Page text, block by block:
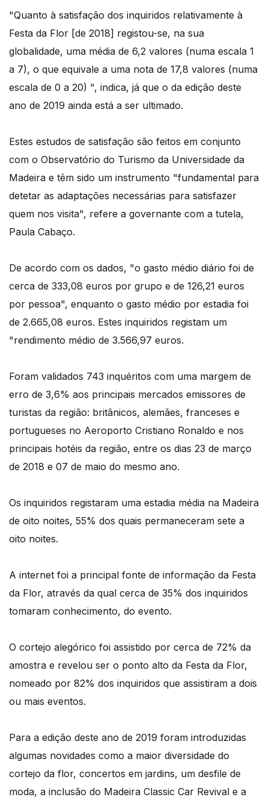
"Quanto à satisfação dos inquiridos relativamente à
Festa da Flor [de 2018] registou-se, na sua
globalidade, uma média de 6,2 valores (numa escala 1
a 7), o que equivale a uma nota de 17,8 valores (numa
escala de 0 a 20) ", indica, já que o da edição deste
ano de 2019 ainda está a ser ultimado.
Estes estudos de satisfação são feitos em conjunto
com o Observatório do Turismo da Universidade da
Madeira e têm sido um instrumento "fundamental para
detetar as adaptações necessárias para satisfazer
quem nos visita", refere a governante com a tutela,
Paula Cabaço.
De acordo com os dados, "o gasto médio diário foi de
cerca de 333,08 euros por grupo e de 126,21 euros
por pessoa", enquanto o gasto médio por estadia foi
de 2.665,08 euros. Estes inquiridos registam um
"rendimento médio de 3.566,97 euros.
Foram validados 743 inquéritos com uma margem de
erro de 3,6% aos principais mercados emissores de
turistas da região: britânicos, alemães, franceses e
portugueses no Aeroporto Cristiano Ronaldo e nos
principais hotéis da região, entre os dias 23 de março
de 2018 e 07 de maio do mesmo ano.
Os inquiridos registaram uma estadia média na Madeira
de oito noites, 55% dos quais permaneceram sete a
oito noites.
A internet foi a principal fonte de informação da Festa
da Flor, através da qual cerca de 35% dos inquiridos
tomaram conhecimento, do evento.
O cortejo alegórico foi assistido por cerca de 72% da
amostra e revelou ser o ponto alto da Festa da Flor,
nomeado por 82% dos inquiridos que assistiram a dois
ou mais eventos.
Para a edição deste ano de 2019 foram introduzidas
algumas novidades como a maior diversidade do
cortejo da flor, concertos em jardins, um desfile de
moda, a inclusão do Madeira Classic Car Revival e a